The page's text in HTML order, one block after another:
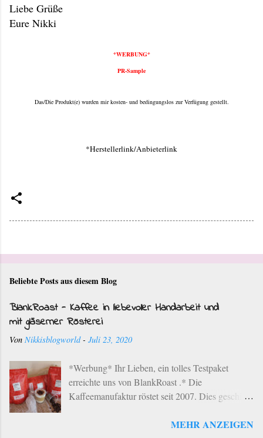
Liebe Grüße
Eure Nikki
*WERBUNG*
PR-Sample
Das/Die Produkt(e) wurden mir kosten- und bedingungslos zur Verfügung gestellt.
*Herstellerlink/Anbieterlink
Beliebte Posts aus diesem Blog
BlankRoast - Kaffee in liebevoller Handarbeit und
mit gläserner Rösterei
Von Nikkisblogworld - Juli 23, 2020
*Werbung* Ihr Lieben, ein tolles Testpaket
erreichte uns von BlankRoast .* Die
Kaffeemanufaktur röstet seit 2007. Dies geschieht
Provenienzen der besten Anbaugebiete der Erde
MEHR ANZEIGEN